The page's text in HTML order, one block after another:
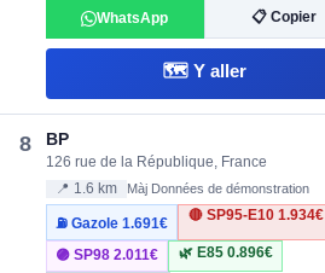
WhatsApp 📋 Copier
🗺️ Y aller
8 BP
126 rue de la République, France
📍 1.6 km Màj Données de démonstration
⛽ Gazole1.691€
🔴 SP95-E10 1.934€
🟣 SP982.011€ 🌿 E85 0.896€